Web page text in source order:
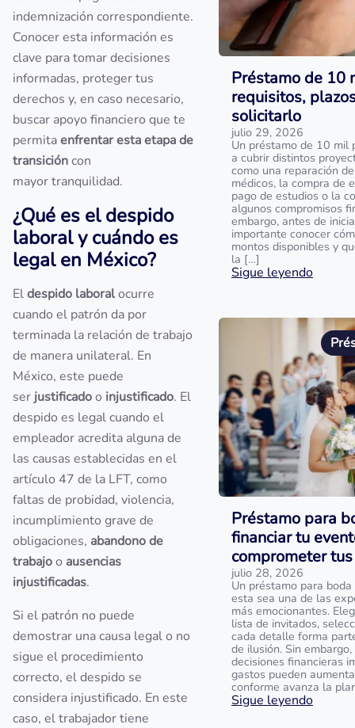
indemnización correspondiente.
Conocer esta información es
clave para tomar decisiones
informadas, proteger tus
derechos y, en caso necesario,
buscar apoyo financiero que te
permitaenfrentar esta etapa de
transicióncon
mayor tranquilidad.
¿Qué es el despido
laboral y cuándo es
legal en México?
Eldespido laboralocurre
cuando el patrón da por
terminada la relación de trabajo
de manera unilateral. En
México, este puede
ser justificadoo injustificado. El
despido es legal cuando el
empleador acredita alguna de
las causas establecidas en el
artículo 47 de la LFT, como
faltas de probidad, violencia,
incumplimiento grave de
obligaciones, abandono de
trabajoo ausencias
injustificadas.
Si el patrón no puede
demostrar una causa legal o no
sigue el procedimiento
correcto, el despido se
considera injustificado. En este
caso, el trabajador tiene
Préstamo de 10
requisitos,
solicitarlo
julio 29, 2026
Un préstamo de 10 mil
a cubrir distintos
como una reparación
médicos, la compra de
pago de estudios o la
algunos compromisos
embargo, antes de
importante conocer
montos disponibles y
la […]
Sigue leyendo
Préstamo para
financiar tu
comprometer
julio 28, 2026
Un préstamo para
esta sea una de las
más emocionantes.
lista de invitados,
cada detalle forma
de ilusión. Sin
decisiones financieras
gastos pueden
conforme avanza la
Sigue leyendo